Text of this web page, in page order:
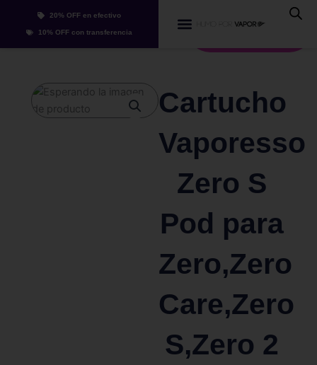
20% OFF en efectivo
10% OFF con transferencia Whatsapp
Cartucho
Vaporesso
Zero S
Pod para
Zero,Zero
Care,Zero
S,Zero 2